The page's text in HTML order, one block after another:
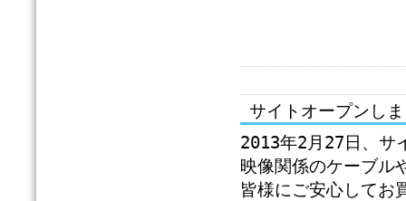
サイトオープンし
2013年2月27日、サ
映像関係のケーブル
皆様にご安心してお